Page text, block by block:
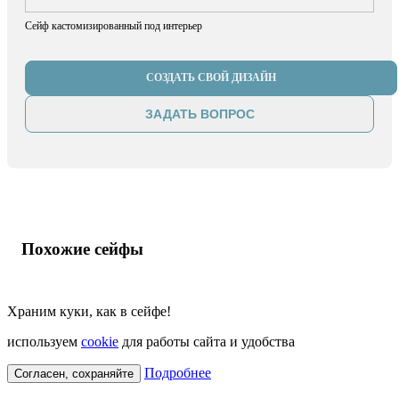
Сейф кастомизированный под интерьер
СОЗДАТЬ СВОЙ ДИЗАЙН
ЗАДАТЬ ВОПРОС
Похожие сейфы
Храним куки, как в сейфе!
используем cookie для работы сайта и удобства
Согласен, сохраняйте Подробнее